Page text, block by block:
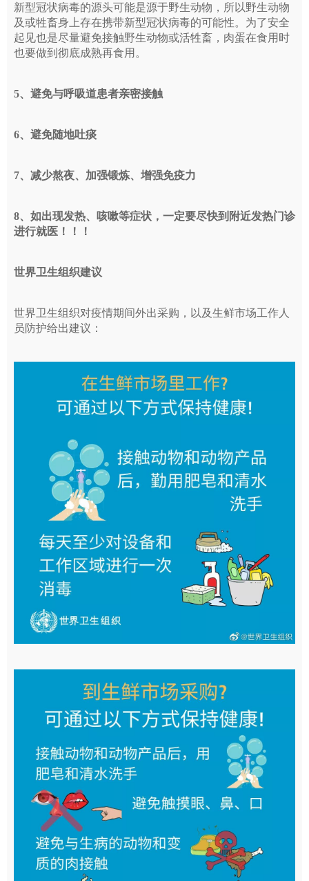
新型冠状病毒的源头可能是源于野生动物，所以野生动物
及或牲畜身上存在携带新型冠状病毒的可能性。为了安全
起见也是尽量避免接触野生动物或活牲畜，肉蛋在食用时
也要做到彻底成熟再食用。
5、避免与呼吸道患者亲密接触
6、避免随地吐痰
7、减少熬夜、加强锻炼、增强免疫力
8、如出现发热、咳嗽等症状，一定要尽快到附近发热门诊
进行就医！！！
世界卫生组织建议
世界卫生组织对疫情期间外出采购，以及生鲜市场工作人
员防护给出建议：